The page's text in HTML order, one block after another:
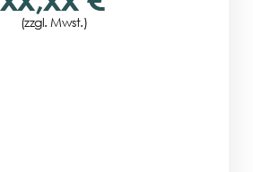
(zzgl. Mwst.)